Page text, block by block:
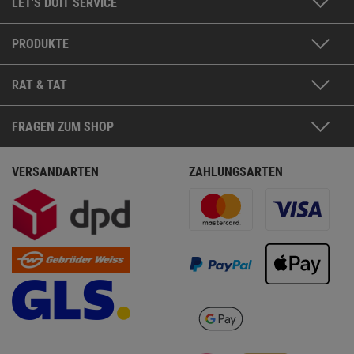
LET'S DOIT SERVICE
PRODUKTE
RAT & TAT
FRAGEN ZUM SHOP
VERSANDARTEN ZAHLUNGSARTEN